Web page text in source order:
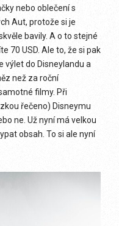
nebo oblečení s
Aut, protože si je
bavily. A o to stejné
70 USD. Ale to, že si pak
výlet do Disneylandu a
než za roční
filmy. Při
řečeno) Disneymu
ne. Už nyní má velkou
obsah. To si ale nyní